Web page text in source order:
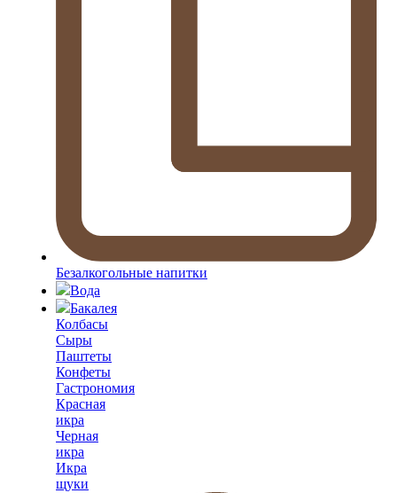
Безалкогольные напитки
Вода
Бакалея
Колбасы
Сыры
Паштеты
Конфеты
Гастрономия
Красная
икра
Черная
икра
Икра
щуки